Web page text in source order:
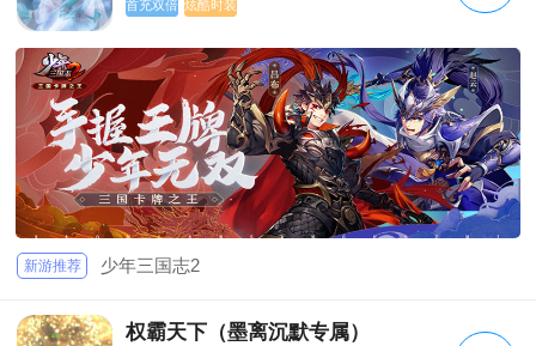
首充双倍 炫酷时装
新游推荐 少年三国志2
权霸天下（墨离沉默专属）